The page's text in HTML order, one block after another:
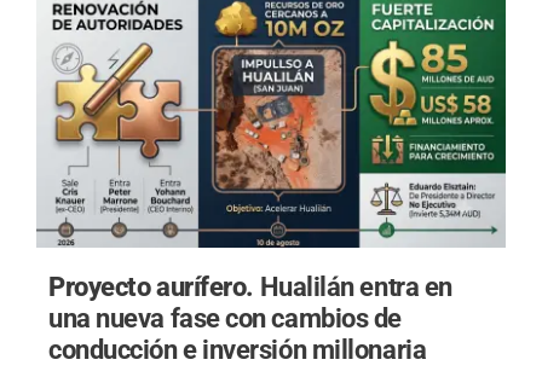
Proyecto aurífero. Hualilán entra en
una nueva fase con cambios de
conducción e inversión millonaria